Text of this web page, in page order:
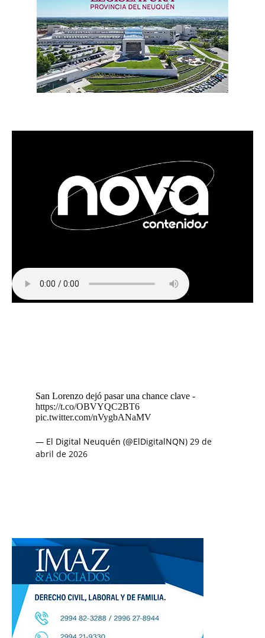
San Lorenzo dejó pasar una chance clave -
https://t.co/OBVYQC2BT6
pic.twitter.com/nVygbANaMV
— El Digital Neuquén (@ElDigitalNQN) 29 de
abril de 2026